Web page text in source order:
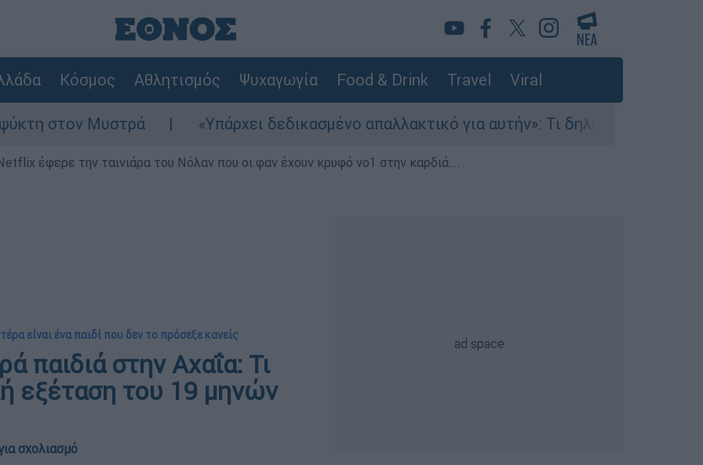
Κόσμος Αθλητισμός Ψυχαγωγία Food & Drink Travel Viral
Μυστρά «Υπάρχει δεδικασμένο απαλλακτικό για αυτήν»: Τι δηλώνει στο ethnos.gr ο
έφερε την ταινιάρα του Νόλαν που οι φαν έχουν κρυφό νο1 στην καρδιά...
είναι ένα παιδί που δεν το πρόσεξε κανείς
παιδιά στην Αχαΐα: Τι
εξέταση του 19 μηνών
σχολιασμό